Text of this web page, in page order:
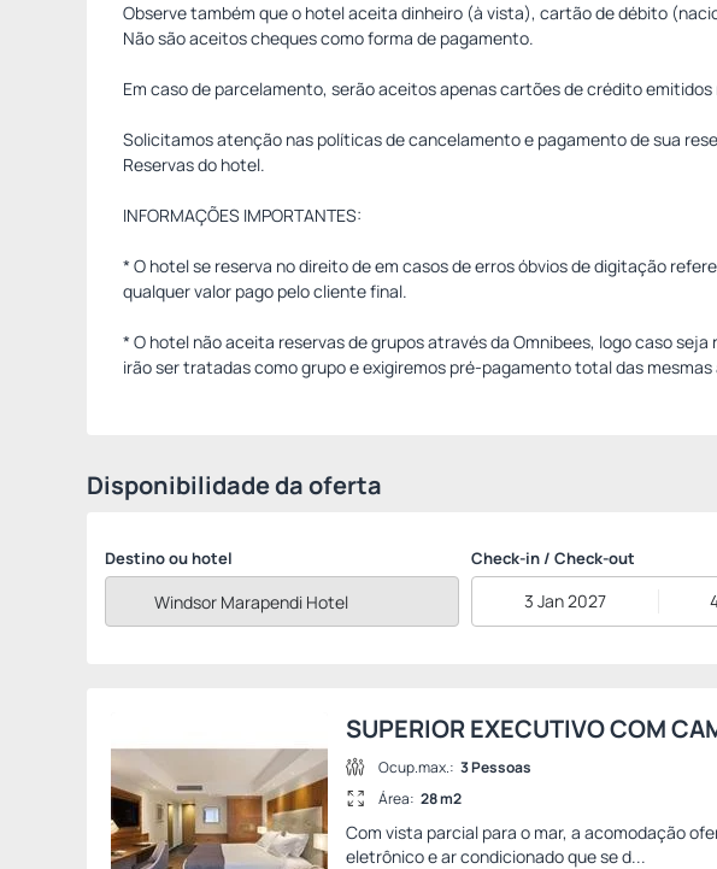
Observe também que o hotel aceita dinheiro (à vista), cartão de débito
Não são aceitos cheques como forma de pagamento.
Em caso de parcelamento, serão aceitos apenas cartões de crédito
Solicitamos atenção nas políticas de cancelamento e pagamento de sua
Reservas do hotel.
INFORMAÇÕES IMPORTANTES:
* O hotel se reserva no direito de em casos de erros óbvios de digitação
qualquer valor pago pelo cliente final.
* O hotel não aceita reservas de grupos através da Omnibees, logo caso
irão ser tratadas como grupo e exigiremos pré-pagamento total das
Disponibilidade da oferta
Destino ou hotel Check-in / Check-out
3 Jan 2027
SUPERIOR EXECUTIVO COM
Ocup.max.: 3 Pessoas
Área: 28 m2
Com vista parcial para o mar, a acomodação
eletrônico e ar condicionado que se d...